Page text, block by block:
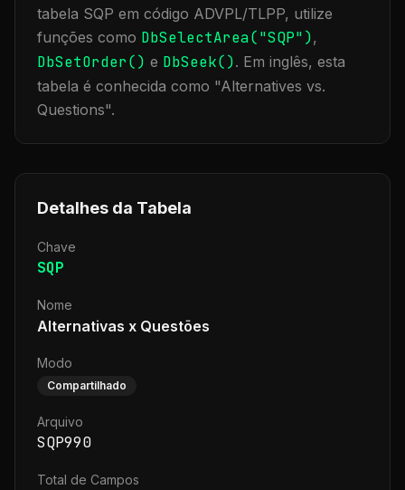
tabela SQP em código ADVPL/TLPP, utilize
funções como DbSelectArea("SQP"),
DbSetOrder() e DbSeek(). Em inglês, esta
tabela é conhecida como "Alternatives vs.
Questions".
Detalhes da Tabela
Chave
SQP
Nome
Alternativas x Questões
Modo
Compartilhado
Arquivo
SQP990
Total de Campos